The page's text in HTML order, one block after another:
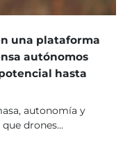
una plataforma
autónomos
hasta
autonomía y
drones...